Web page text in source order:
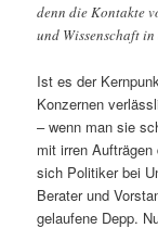
denn die Kontakte
und Wissenschaft
Ist es der
Konzernen
– wenn man sie
mit irren
sich Politiker bei
Berater und
gelaufene Depp.